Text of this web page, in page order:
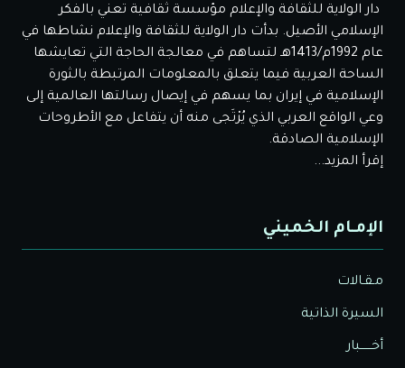
دار الولاية للثقافة والإعلام مؤسسة ثقافية تعني بالفكر
الإسلامي الأصيل. بدأت دار الولاية للثقافة والإعلام نشاطها في
عام 1992م/1413هـ لتساهم في معالجة الحاجة التي تعايشها
الساحة العربية فيما يتعلق بالمعلومات المرتبطة بالثورة
الإسلامية في إيران بما يسهم في إيصال رسالتها العالمية إلى
وعي الواقع العربي الذي يُرْتَجى منه أن يتفاعل مع الأطروحات
الإسلامية الصادقة.
إقرأ المزيد...
الإمـام الخميني
مـقـالات
السيرة الذاتية
أخــــــبار